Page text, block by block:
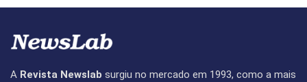
A Revista Newslab surgiu no mercado em 1993, como a mais